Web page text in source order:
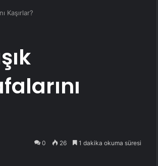
Kaşırlar?
0 26 1 dakika okuma süresi